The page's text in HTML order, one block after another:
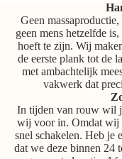
Geen
geen mens hetzelfde
hoeft te zijn. Wij
de eerste plank tot de
met ambachtelijk
vakwerk dat
In tijden van rouw wil
wij voor in. Omdat wij
snel schakelen. Heb je
dat we deze binnen 24